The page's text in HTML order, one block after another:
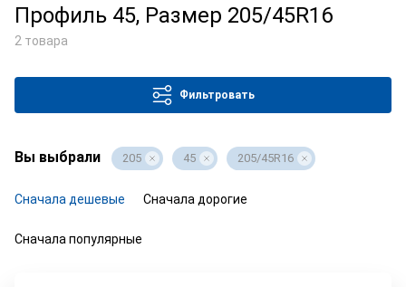
Профиль 45, Размер 205/45R16
2 товара
Фильтровать
Вы выбрали 205 45 205/45R16
Сначала дешевые Сначала дорогие
Сначала популярные